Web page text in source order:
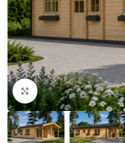
Klick zum Vergrößern